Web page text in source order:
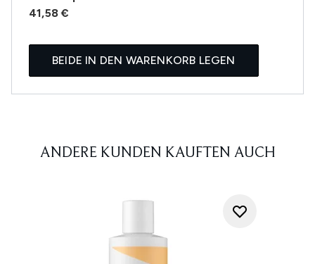
41,58 €
BEIDE IN DEN WARENKORB LEGEN
ANDERE KUNDEN KAUFTEN AUCH